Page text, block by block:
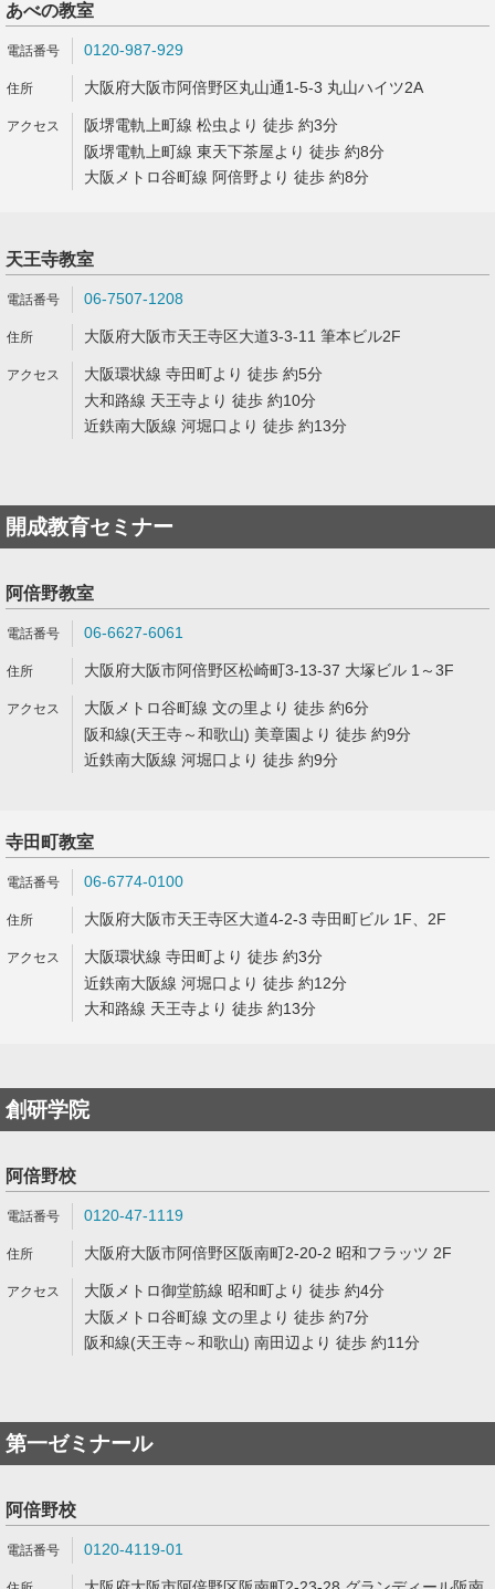
あべの教室
0120-987-929
大阪府大阪市阿倍野区丸山通1-5-3 丸山ハイツ2A
阪堺電軌上町線 松虫より 徒歩 約3分
阪堺電軌上町線 東天下茶屋より 徒歩 約8分
大阪メトロ谷町線 阿倍野より 徒歩 約8分
天王寺教室
06-7507-1208
大阪府大阪市天王寺区大道3-3-11 筆本ビル2F
大阪環状線 寺田町より 徒歩 約5分
大和路線 天王寺より 徒歩 約10分
近鉄南大阪線 河堀口より 徒歩 約13分
開成教育セミナー
阿倍野教室
06-6627-6061
大阪府大阪市阿倍野区松崎町3-13-37 大塚ビル 1～3F
大阪メトロ谷町線 文の里より 徒歩 約6分
阪和線(天王寺～和歌山) 美章園より 徒歩 約9分
近鉄南大阪線 河堀口より 徒歩 約9分
寺田町教室
06-6774-0100
大阪府大阪市天王寺区大道4-2-3 寺田町ビル 1F、2F
大阪環状線 寺田町より 徒歩 約3分
近鉄南大阪線 河堀口より 徒歩 約12分
大和路線 天王寺より 徒歩 約13分
創研学院
阿倍野校
0120-47-1119
大阪府大阪市阿倍野区阪南町2-20-2 昭和フラッツ 2F
大阪メトロ御堂筋線 昭和町より 徒歩 約4分
大阪メトロ谷町線 文の里より 徒歩 約7分
阪和線(天王寺～和歌山) 南田辺より 徒歩 約11分
第一ゼミナール
阿倍野校
0120-4119-01